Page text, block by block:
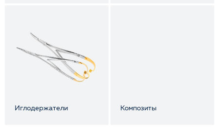
Иглодержатели Композиты